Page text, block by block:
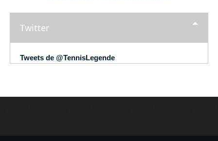
Twitter
Tweets de @TennisLegende